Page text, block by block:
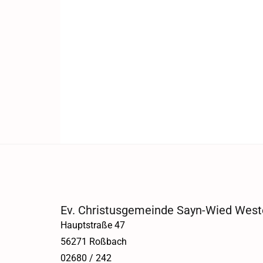
Ev. Christusgemeinde Sayn-Wied
Hauptstraße 47
56271 Roßbach
02680 / 242